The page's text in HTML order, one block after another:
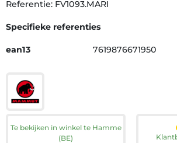
Referentie: FV1093.MARI
Specifieke referenties
ean13 7619876671950
Te bekijken in winkel te Hamme
(BE)